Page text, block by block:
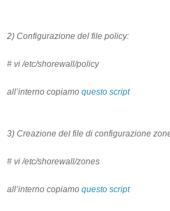
2) Configurazione del file policy:
# vi /etc/shorewall/policy
all’interno copiamo questo script
3) Creazione del file di configurazione
# vi /etc/shorewall/zones
all’interno copiamo questo script